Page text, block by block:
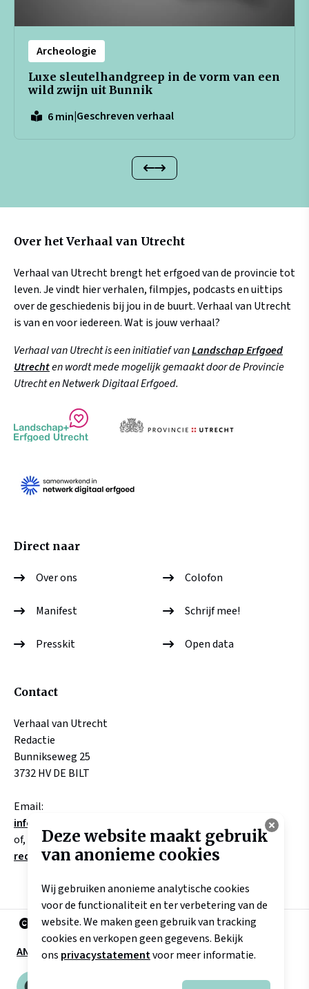
Archeologie
Luxe sleutelhandgreep in de vorm van een
wild zwijn uit Bunnik
6 min|Geschreven verhaal
Over het Verhaal van Utrecht
Verhaal van Utrecht brengt het erfgoed van de provincie tot
leven. Je vindt hier verhalen, filmpjes, podcasts en uittips
over de geschiedenis bij jou in de buurt. Verhaal van Utrecht
is van en voor iedereen. Wat is jouw verhaal?
Verhaal van Utrecht is een initiatief vanLandschap Erfgoed
Utrechten wordt mede mogelijk gemaakt door de Provincie
Utrecht en Netwerk Digitaal Erfgoed.
Direct naar
Over ons Colofon
Manifest Schrijf mee!
Presskit Open data
Contact
Verhaal van Utrecht
Redactie
Bunnikseweg 25
3732 HV DE BILT
Email:
info@verhaalvanutrecht.nl
of, aangaande verhalen
redactie@verhaalvanutrecht.nl
2025 Landschap Erfgoed Utrecht
ANBI
Disclaimer Privacyverklaring
Deze website maakt gebruik
van anonieme cookies
Wij gebruiken anonieme analytische cookies
voor de functionaliteit en ter verbetering van de
website. We maken geen gebruik van tracking
cookies en verkopen geen gegevens. Bekijk
ons privacystatementvoor meer informatie.